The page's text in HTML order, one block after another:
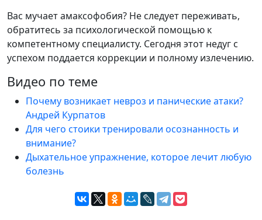
Вас мучает амаксофобия? Не следует переживать,
обратитесь за психологической помощью к
компетентному специалисту. Сегодня этот недуг с
успехом поддается коррекции и полному излечению.
Видео по теме
Почему возникает невроз и панические атаки?
Андрей Курпатов
Для чего стоики тренировали осознанность и
внимание?
Дыхательное упражнение, которое лечит любую
болезнь